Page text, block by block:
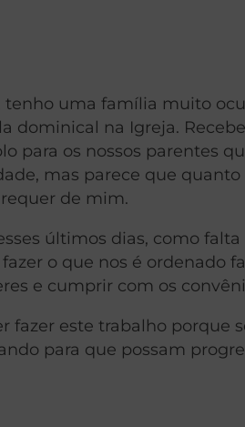
uma família muito
dominical na Igreja.
para os nossos parentes
mas parece que
de mim.
últimos dias, como
o que nos é ordenado
e cumprir com os
fazer este trabalho porque
para que possam